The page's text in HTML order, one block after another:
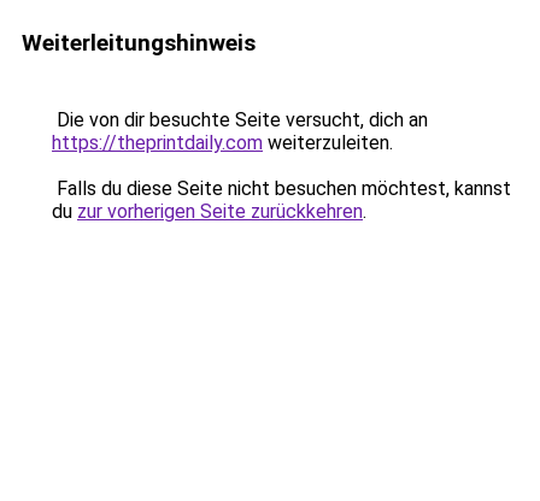
Weiterleitungshinweis
Die von dir besuchte Seite versucht, dich an
https://theprintdaily.com weiterzuleiten.
Falls du diese Seite nicht besuchen möchtest, kannst
du zur vorherigen Seite zurückkehren.